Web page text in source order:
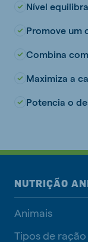
Nível
Promove um
Combina
Maximiza a
Potencia o
NUTRIÇÃO
Animais
Tipos de ração